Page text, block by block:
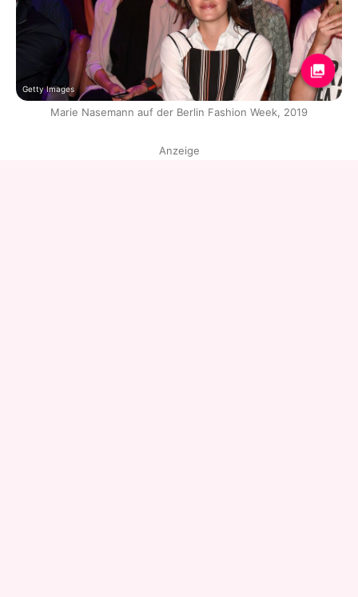
Getty Images
Marie Nasemann auf der Berlin Fashion Week, 2019
Anzeige